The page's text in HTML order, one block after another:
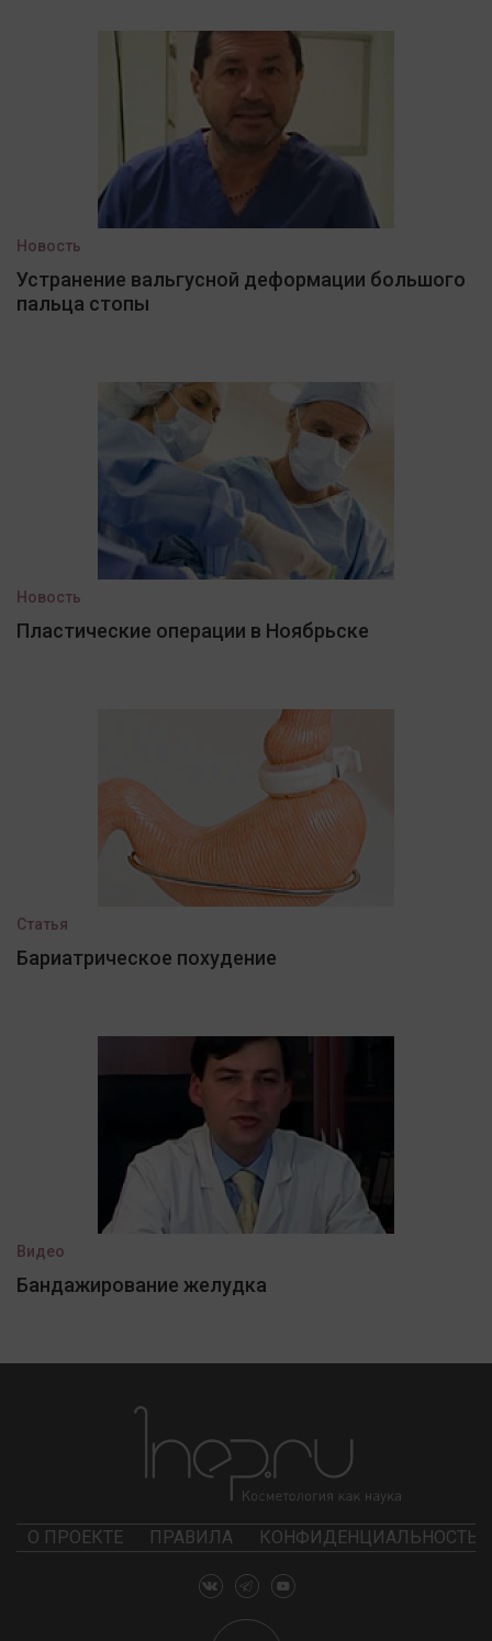
Новость
Устранение вальгусной деформации большого
пальца стопы
Новость
Пластические операции в Ноябрьске
Статья
Бариатрическое похудение
Видео
Бандажирование желудка
О ПРОЕКТЕ ПРАВИЛА КОНФИДЕНЦИАЛЬНОСТЬ